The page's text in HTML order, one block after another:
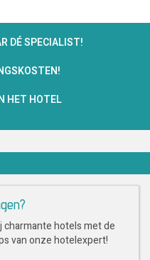
DÉ SPECIALIST!
HET HOTEL
charmante hotels met de
van onze hotelexpert!